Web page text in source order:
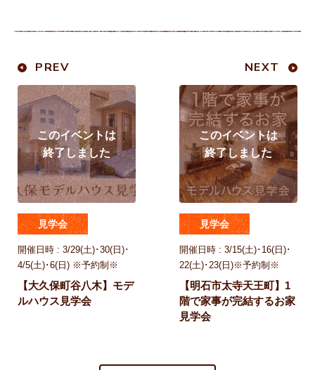
PREV
見学会
開催日時 : 3/29(土)･30(日)･
4/5(土)･6(日) ※予約制※
【大久保町谷八木】モデ
ルハウス見学会
NEXT
見学会
開催日時 : 3/15(土)･16(日)･
22(土)･23(日)※予約制※
【明石市太寺天王町】1
階で家事が完結するお家
見学会